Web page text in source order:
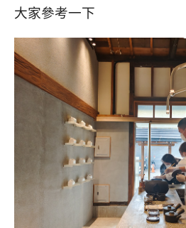
大家參考一下